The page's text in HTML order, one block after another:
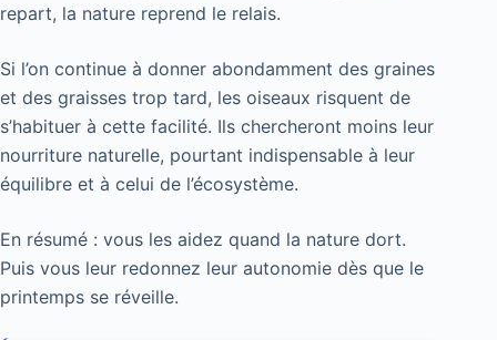
repart, la nature reprend le relais.
Si l’on continue à donner abondamment des graines
et des graisses trop tard, les oiseaux risquent de
s’habituer à cette facilité. Ils chercheront moins leur
nourriture naturelle, pourtant indispensable à leur
équilibre et à celui de l’écosystème.
En résumé : vous les aidez quand la nature dort.
Puis vous leur redonnez leur autonomie dès que le
printemps se réveille.